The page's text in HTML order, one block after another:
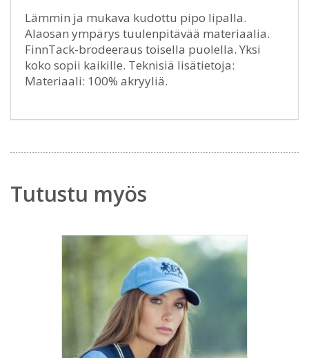
Lämmin ja mukava kudottu pipo lipalla.
Alaosan ympärys tuulenpitävää materiaalia.
FinnTack-brodeeraus toisella puolella. Yksi
koko sopii kaikille. Teknisiä lisätietoja:
Materiaali: 100% akryyliä.
Tutustu myös